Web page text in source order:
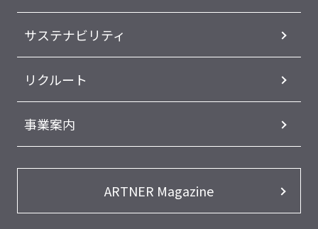
サステナビリティ
リクルート
事業案内
ARTNER Magazine